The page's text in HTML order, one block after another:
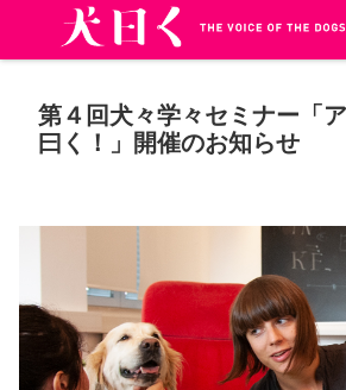
第４回犬々学々セミナー「
曰く！」開催のお知らせ